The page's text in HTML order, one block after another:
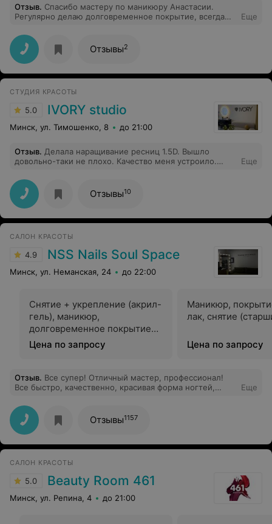
Отзыв. Спасибо мастеру по маникюру Анастасии.
Регулярно делаю долговременное покрытие, всегда
Еще
Отзывы2
СТУДИЯ КРАСОТЫ
5.0 IVORY studio
Минск, ул. Тимошенко, 8 до 21:00
Отзыв. Делала наращивание ресниц 1.5D. Вышло
довольно-таки не плохо. Качество меня устроило.
Еще
Отзывы10
САЛОН КРАСОТЫ
4.9 NSS Nails Soul Space
Минск, ул. Неманская, 24 до 22:00
Снятие + укрепление (акрил-
гель), маникюр,
долговременное покрытие
(мастер)
Цена по запросу
Маникюр,
лак, снятие
Цена по запросу
Отзыв. Все супер! Отличный мастер, профессионал!
Все быстро, качественно, красивая форма ногтей,
рекомендую! Спасибо за красоту!
Еще
Отзывы1157
САЛОН КРАСОТЫ
5.0 Beauty Room 461
Минск, ул. Репина, 4 до 21:00